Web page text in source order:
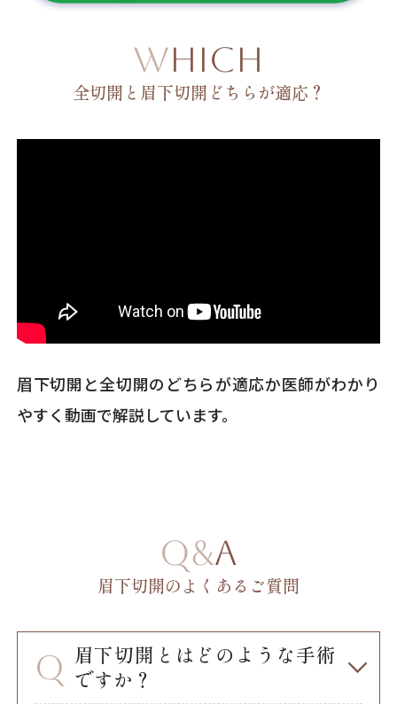
WHICH
全切開と眉下切開どちらが適応？
眉下切開と全切開のどちらが適応か医師がわかり
やすく動画で解説しています。
Q&A
眉下切開のよくあるご質問
眉下切開とはどのような手術
ですか？